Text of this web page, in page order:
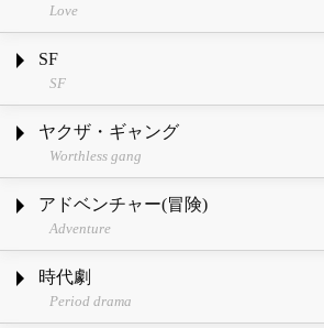
Love
SF
SF
ヤクザ・ギャング
Worthless gang
アドベンチャー(冒険)
Adventure
時代劇
Period drama